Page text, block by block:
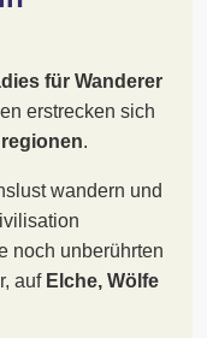
für Wanderer
erstrecken sich
.
wandern und
noch unberührten
auf Elche, Wölfe